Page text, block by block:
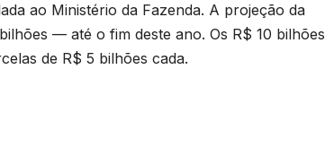
ao Ministério da Fazenda. A projeção da
— até o fim deste ano. Os R$ 10 bilhões
de R$ 5 bilhões cada.